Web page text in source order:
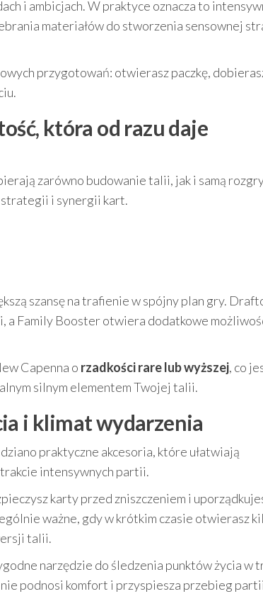
i ambicjach. W praktyce oznacza to
materiałów do stworzenia sensownej
przygotowań: otwierasz paczkę,
która od razu daje
zarówno budowanie talii, jak i samą
strategii i synergii kart.
szansę na trafienie w spójny plan gry.
a Family Booster otwiera dodatkowe
Capenna o rzadkości rare lub wyższej, co
silnym elementem Twojej talii.
i klimat wydarzenia
praktyczne akcesoria, które ułatwiają
intensywnych partii.
karty przed zniszczeniem i
ważne, gdy w krótkim czasie otwierasz
talii.
narzędzie do śledzenia punktów życia w
podnosi komfort i przyspiesza przebieg